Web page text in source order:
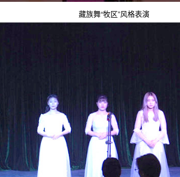
藏族舞“牧区”风格表演